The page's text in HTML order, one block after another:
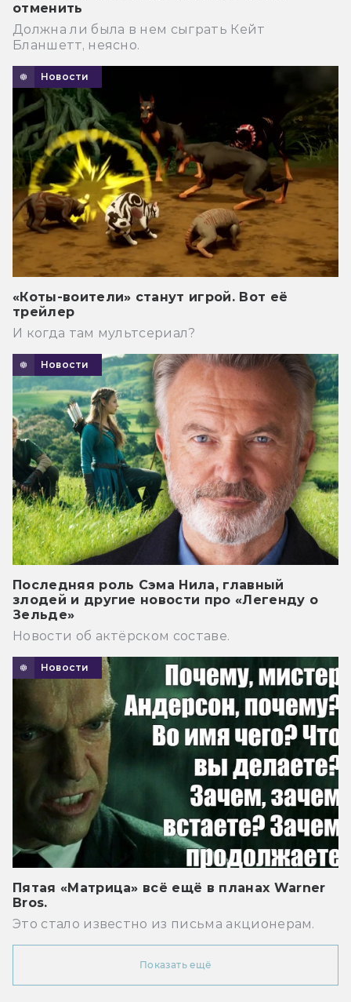
отменить
Должна ли была в нем сыграть Кейт
Бланшетт, неясно.
Новости
«Коты-воители» станут игрой. Вот её
трейлер
И когда там мультсериал?
Новости
Последняя роль Сэма Нила, главный
злодей и другие новости про «Легенду о
Зельде»
Новости об актёрском составе.
Новости
Пятая «Матрица» всё ещё в планах Warner
Bros.
Это стало известно из письма акционерам.
Показать ещё